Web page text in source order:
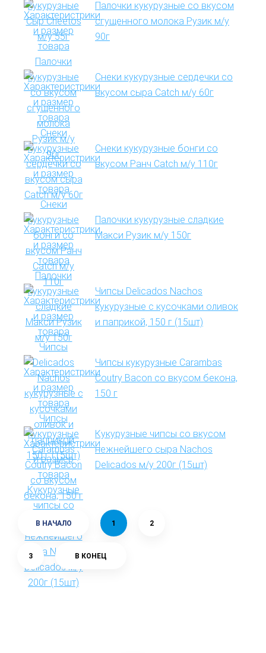
Палочки кукурузные со вкусом
сгущенного молока Рузик м/у
90г
Снеки кукурузные сердечки со
вкусом сыра Catch м/у 60г
Снеки кукурузные бонги со
вкусом Ранч Catch м/у 110г
Палочки кукурузные сладкие
Макси Рузик м/у 150г
Чипсы Delicados Nachos
кукурузные с кусочками оливок
и паприкой, 150 г (15шт)
Чипсы кукурузные Carambas
Coutry Bacon со вкусом бекона,
150 г
Кукурузные чипсы со вкусом
нежнейшего сыра Nachos
Delicados м/у 200г (15шт)
В НАЧАЛО 1 2
3 В КОНЕЦ